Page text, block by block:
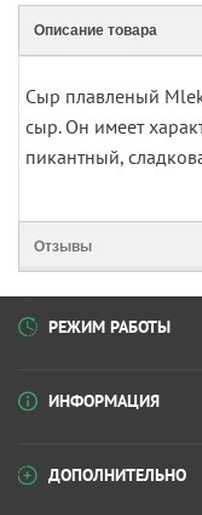
Описание товара
Сыр плавленый
сыр. Он имеет
пикантный,
Отзывы
РЕЖИМ РАБОТЫ
ИНФОРМАЦИЯ
ДОПОЛНИТЕЛЬНО